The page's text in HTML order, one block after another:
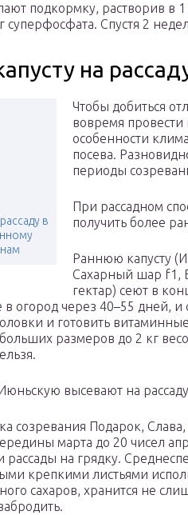
подкормку, растворив в
суперфосфата. Спустя 2
на
в
Чтобы добиться
вовремя
особенности
посева.
периоды
При рассадном
получить более
Раннюю капусту
Сахарный шар f1,
гектар) сеют в
в огород через 40–55 дней,
и готовить
размеров до 2 кг
высевают на
созревания Подарок,
марта до 20 чисел
рассады на грядку.
крепкими листьями
сахаров, хранится не